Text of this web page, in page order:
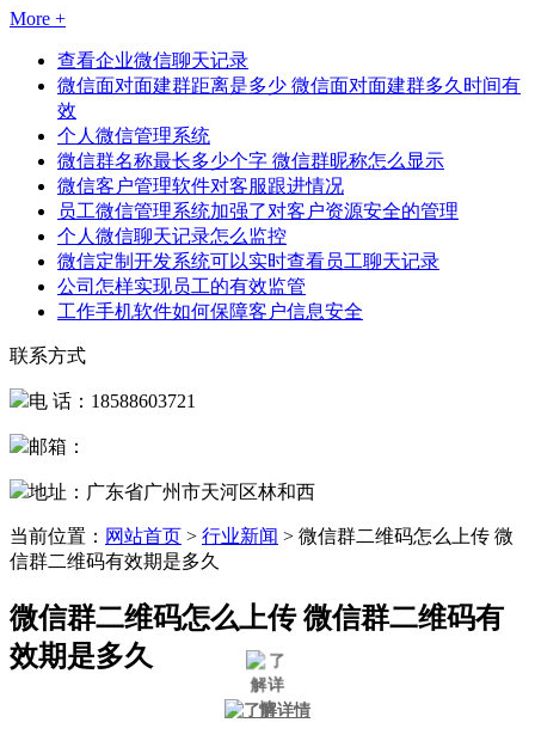
More +
查看企业微信聊天记录
微信面对面建群距离是多少 微信面对面建群多久时间有
效
个人微信管理系统
微信群名称最长多少个字 微信群昵称怎么显示
微信客户管理软件对客服跟进情况
员工微信管理系统加强了对客户资源安全的管理
个人微信聊天记录怎么监控
微信定制开发系统可以实时查看员工聊天记录
公司怎样实现员工的有效监管
工作手机软件如何保障客户信息安全
联系方式
电 话：18588603721
邮箱：
地址：广东省广州市天河区林和西
当前位置： 网站首页 > 行业新闻 > 微信群二维码怎么上传 微
信群二维码有效期是多久
微信群二维码怎么上传 微信群二维码有
效期是多久